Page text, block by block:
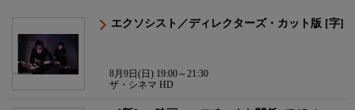
エクソシスト／ディレクターズ・カット版 [字]
8月9日(日) 19:00～21:30
ザ・シネマ HD